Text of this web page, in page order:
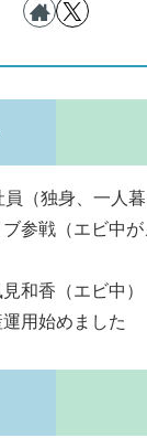
（独身、一人暮
ブ参戦（エビ中
和香（エビ中）
用始めました